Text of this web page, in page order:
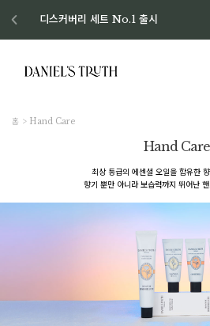
디스커버리 세트 No.1 출시
8월 이벤트 혜택
8월 증정품
신규회원 가입 혜택
홈 Hand Care
Hand Care
최상 등급의 에센셜 오일을 함유한
향기 뿐만 아니라 보습력까지 뛰어난